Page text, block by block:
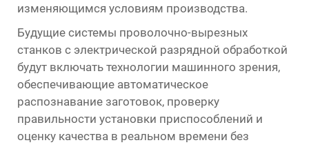
изменяющимся условиям производства.
Будущие системы проволочно-вырезных
станков с электрической разрядной обработкой
будут включать технологии машинного зрения,
обеспечивающие автоматическое
распознавание заготовок, проверку
правильности установки приспособлений и
оценку качества в реальном времени без